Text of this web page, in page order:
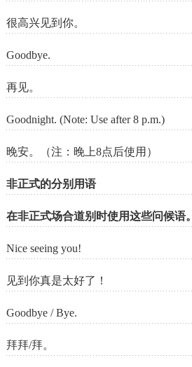
很高兴见到你。
Goodbye.
再见。
Goodnight. (Note: Use after 8 p.m.)
晚安。（注：晚上8点后使用）
非正式的分别用语
在非正式场合道别时使用这些问候语。
Nice seeing you!
见到你真是太好了！
Goodbye / Bye.
拜拜/拜。